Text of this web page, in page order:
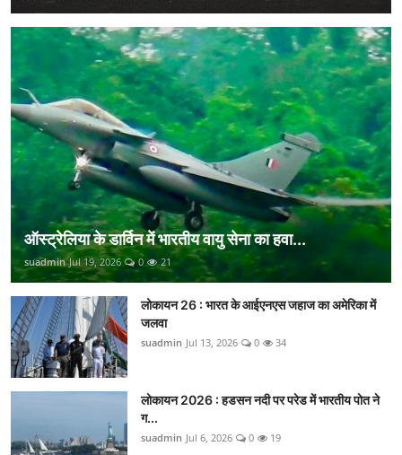
ऑस्ट्रेलिया के डार्विन में भारतीय वायु सेना का हवा...
suadmin Jul 19, 2026 0 21
लोकायन 26 : भारत के आईएनएस जहाज का अमेरिका में
जलवा
suadmin Jul 13, 2026 0 34
लोकायन 2026 : हडसन नदी पर परेड में भारतीय पोत ने
ग...
suadmin Jul 6, 2026 0 19